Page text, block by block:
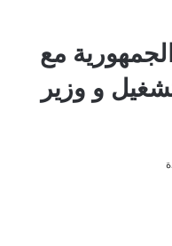
مع
و وزير